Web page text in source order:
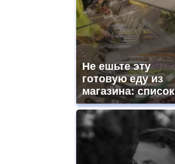
Не ешьте эту
готовую еду из
магазина: список